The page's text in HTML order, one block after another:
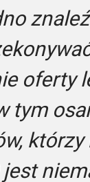
oferty
tym
którzy